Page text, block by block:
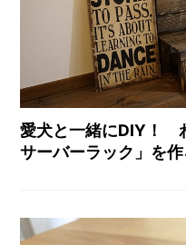
愛犬と一緒にDIY！
サーバーラック」を作